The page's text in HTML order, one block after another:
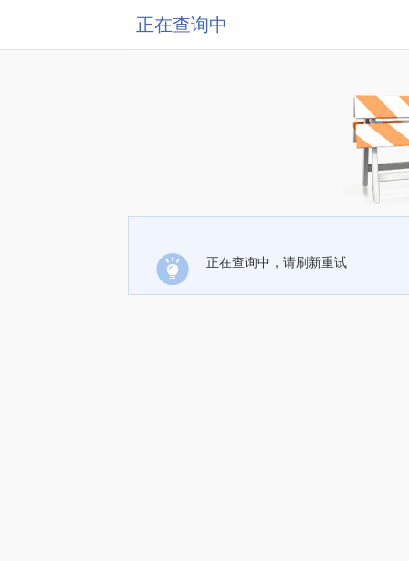
正在查询中
正在查询中，请刷新重试